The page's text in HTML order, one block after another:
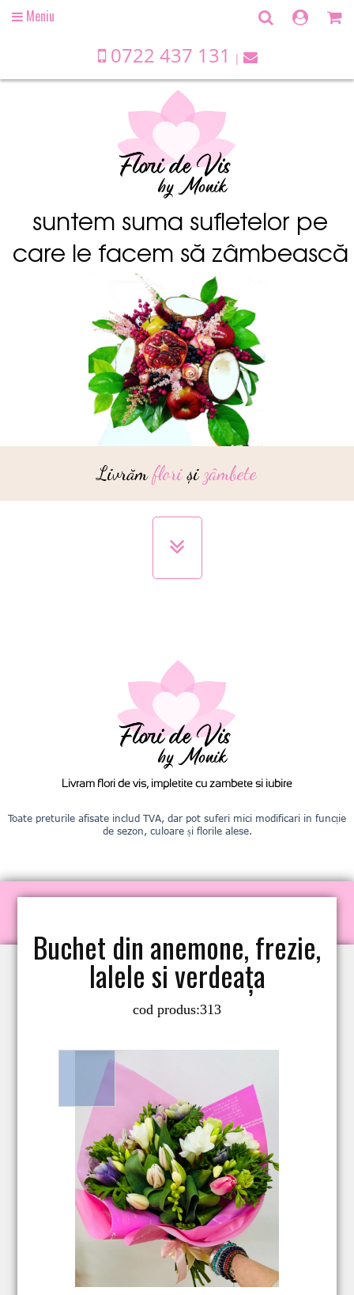
suntem suma sufletelor pe
care le facem să zâmbească
Livrămfloriși zâmbete
OpenMeniu
0722 437 131
Livram flori de vis, impletite cu zambete si iubire
Toate preturile afisate includ TVA, dar pot suferi mici modificari in funcție
de sezon, culoare și florile alese.
Buchet din anemone, frezie,
lalele si verdeața
cod produs:313